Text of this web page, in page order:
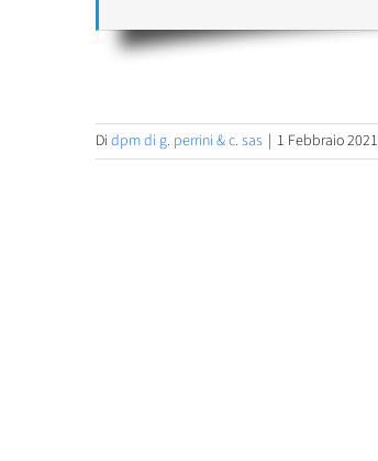
Di dpm di g. perrini & c. sas | 1 Febbraio 2021